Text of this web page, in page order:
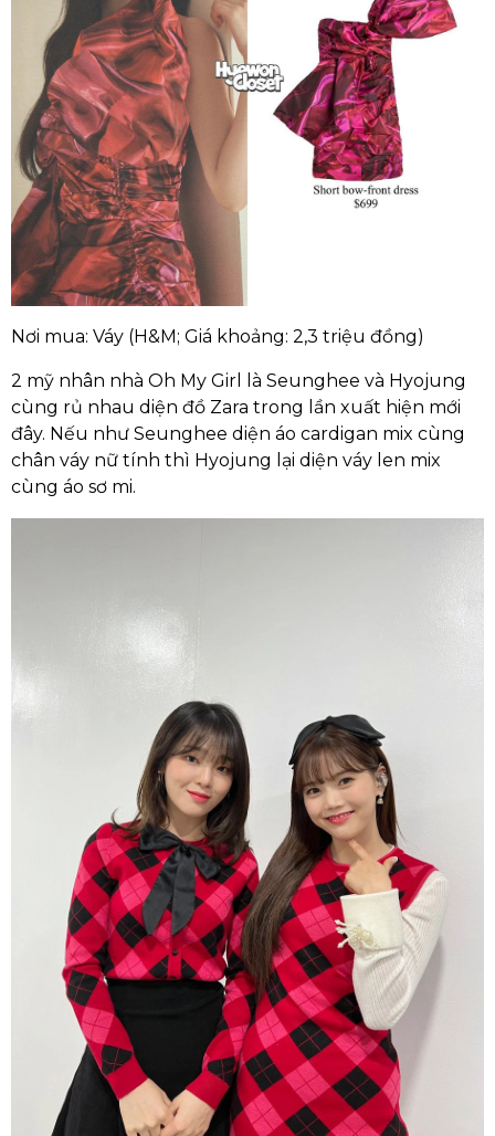
Nơi mua: Váy (H&M; Giá khoảng: 2,3 triệu đồng)
2 mỹ nhân nhà Oh My Girl là Seunghee và Hyojung
cùng rủ nhau diện đồ Zara trong lần xuất hiện mới
đây. Nếu như Seunghee diện áo cardigan mix cùng
chân váy nữ tính thì Hyojung lại diện váy len mix
cùng áo sơ mi.